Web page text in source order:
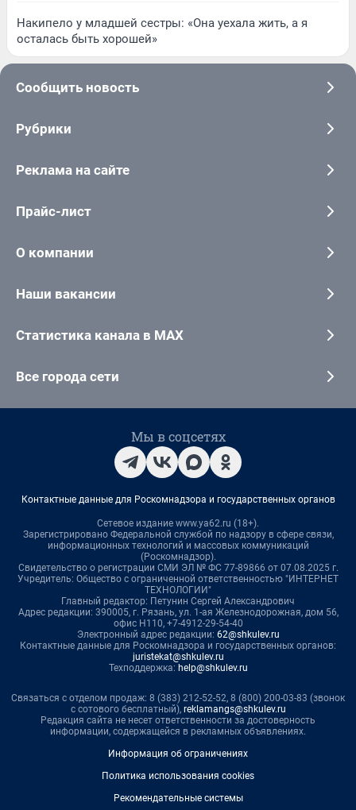
Накипело у младшей сестры: «Она уехала жить, а я
осталась быть хорошей»
Сообщить новость
Рубрики
Реклама на сайте
Прайс-лист
О компании
Наши вакансии
Статистика канала в MAX
Все города сети
Мы в соцсетях
Контактные данные для Роскомнадзора и государственных органов
Сетевое издание www.ya62.ru (18+).
Зарегистрировано Федеральной службой по надзору в сфере связи,
информационных технологий и массовых коммуникаций
(Роскомнадзор).
Свидетельство о регистрации СМИ ЭЛ № ФС 77-89866 от 07.08.2025 г.
Учредитель: Общество с ограниченной ответственностью "ИНТЕРНЕТ
ТЕХНОЛОГИИ"
Главный редактор: Петунин Сергей Александрович
Адрес редакции: 390005, г. Рязань, ул. 1-ая Железнодорожная, дом 56,
офис Н110, +7-4912-29-54-40
Электронный адрес редакции: 62@shkulev.ru
Контактные данные для Роскомнадзора и государственных органов:
juristekat@shkulev.ru
Техподдержка: help@shkulev.ru
Связаться с отделом продаж: 8 (383) 212-52-52, 8 (800) 200-03-83 (звонок
с сотового бесплатный), reklamangs@shkulev.ru
Редакция сайта не несет ответственности за достоверность
информации, содержащейся в рекламных объявлениях.
Информация об ограничениях
Политика использования cookies
Рекомендательные системы